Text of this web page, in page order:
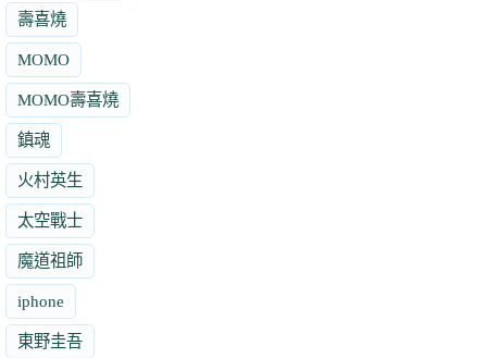
壽喜燒
MOMO
MOMO壽喜燒
鎮魂
火村英生
太空戰士
魔道祖師
iphone
東野圭吾